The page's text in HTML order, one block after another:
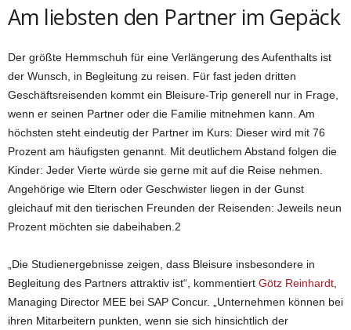
Am liebsten den Partner im Gepäck
Der größte Hemmschuh für eine Verlängerung des Aufenthalts ist
der Wunsch, in Begleitung zu reisen. Für fast jeden dritten
Geschäftsreisenden kommt ein Bleisure-Trip generell nur in Frage,
wenn er seinen Partner oder die Familie mitnehmen kann. Am
höchsten steht eindeutig der Partner im Kurs: Dieser wird mit 76
Prozent am häufigsten genannt. Mit deutlichem Abstand folgen die
Kinder: Jeder Vierte würde sie gerne mit auf die Reise nehmen.
Angehörige wie Eltern oder Geschwister liegen in der Gunst
gleichauf mit den tierischen Freunden der Reisenden: Jeweils neun
Prozent möchten sie dabeihaben.2
„Die Studienergebnisse zeigen, dass Bleisure insbesondere in
Begleitung des Partners attraktiv ist“, kommentiert Götz Reinhardt
Managing Director MEE bei SAP Concur. „Unternehmen können bei
ihren Mitarbeitern punkten, wenn sie sich hinsichtlich der